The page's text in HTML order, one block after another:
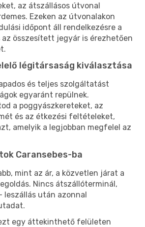
az átszállásos útvonal
Ezeken az útvonalakon
időpont áll rendelkezésre a
az összesített jegyár is érezhetően
légitársaság kiválasztása
és teljes szolgáltatást
egyaránt repülnek.
a poggyászkereteket, az
és az étkezési feltételeket,
amelyik a legjobban megfelel az
Caransebes-ba
mint az ár, a közvetlen járat a
Nincs átszállóterminál,
leszállás után azonnal
egy áttekinthető felületen